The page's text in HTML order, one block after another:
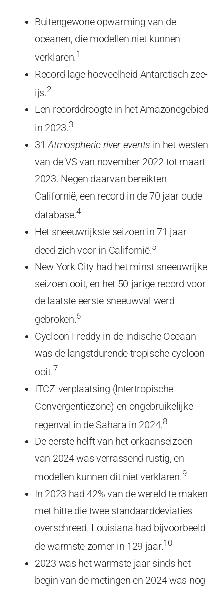
Buitengewone opwarming van de
oceanen, die modellen niet kunnen
verklaren.1
Record lage hoeveelheid Antarctisch zee-
ijs.2
Een recorddroogte in het Amazonegebied
in 2023.3
31Atmospheric river events in het westen
van de VS van november 2022 tot maart
2023. Negen daarvan bereikten
Californië, een record in de 70 jaar oude
database.4
Het sneeuwrijkste seizoen in 71 jaar
deed zich voor in Californië.5
New York City had het minst sneeuwrijke
seizoen ooit, en het 50-jarige record voor
de laatste eerste sneeuwval werd
gebroken.6
Cycloon Freddy in de Indische Oceaan
was de langstdurende tropische cycloon
ooit.7
ITCZ-verplaatsing (Intertropische
Convergentiezone) en ongebruikelijke
regenval in de Sahara in 2024.8
De eerste helft van het orkaanseizoen
van 2024 was verrassend rustig, en
modellen kunnen dit niet verklaren.9
In 2023 had 42% van de wereld te maken
met hitte die twee standaarddeviaties
overschreed. Louisiana had bijvoorbeeld
de warmste zomer in 129 jaar.10
2023 was het warmste jaar sinds het
begin van de metingen en 2024 was nog